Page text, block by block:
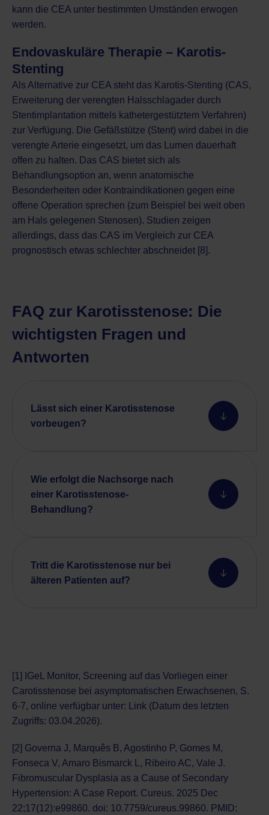
kann die CEA unter bestimmten Umständen erwogen
werden.
Endovaskuläre Therapie – Karotis-
Stenting
Als Alternative zur CEA steht das Karotis-Stenting (CAS,
Erweiterung der verengten Halsschlagader durch
Stentimplantation mittels kathetergestütztem Verfahren)
zur Verfügung. Die Gefäßstütze (Stent) wird dabei in die
verengte Arterie eingesetzt, um das Lumen dauerhaft
offen zu halten. Das CAS bietet sich als
Behandlungsoption an, wenn anatomische
Besonderheiten oder Kontraindikationen gegen eine
offene Operation sprechen (zum Beispiel bei weit oben
am Hals gelegenen Stenosen). Studien zeigen
allerdings, dass das CAS im Vergleich zur CEA
prognostisch etwas schlechter abschneidet [8].
FAQ zur Karotisstenose: Die
wichtigsten Fragen und
Antworten
Lässt sich einer Karotisstenose
vorbeugen?
Wie erfolgt die Nachsorge nach
einer Karotisstenose-
Behandlung?
Tritt die Karotisstenose nur bei
älteren Patienten auf?
[1] IGeL Monitor, Screening auf das Vorliegen einer
Carotisstenose bei asymptomatischen Erwachsenen, S.
6-7, online verfügbar unter:
Link (Datum des letzten
Zugriffs: 03.04.2026).
[2] Governa J, Marquês B, Agostinho P, Gomes M,
Fonseca V, Amaro Bismarck L, Ribeiro AC, Vale J.
Fibromuscular Dysplasia as a Cause of Secondary
Hypertension: A Case Report. Cureus. 2025 Dec
22;17(12):e99860. doi: 10.7759/cureus.99860. PMID: